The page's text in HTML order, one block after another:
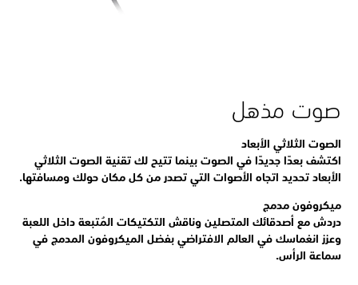
صوت مذهل
الصوت الثلاثي الأبعاد
اكتشف بعدًا جديدًا في الصوت بينما تتيح لك تقنية الصوت الثلاثي
الأبعاد تحديد اتجاه الأصوات التي تصدر من كل مكان حولك ومسافتها.
ميكروفون مدمج
دردش مع أصدقائك المتصلين وناقش التكتيكات المُتبعة داخل اللعبة
وعزز انغماسك في العالم الافتراضي بفضل الميكروفون المدمج في
سماعة الرأس.